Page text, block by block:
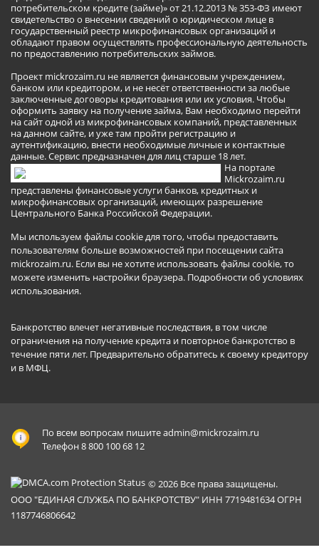
потребительском кредите (займе)» от 21.12.2013 № 353-ФЗ имеют
свидетельство о внесении сведений о юридическом лице в
государственный реестр микрофинансовых организаций и
обладают правом осуществлять профессиональную деятельность
по предоставлению потребительских займов.
Проект mickrozaim.ru не является финансовым учреждением,
банком или кредитором, и не несёт ответственности за любые
заключенные договоры кредитования или их условия. Чтобы
оформить заявку на получение займа, Вам необходимо перейти
на сайт одной из микрофинансовых компаний, представленных
на данном сайте, и уже там пройти регистрацию и
аутентификацию, внести необходимые личные и контактные
данные. Сервис предназначен для лиц старше 18 лет.
На портале
Mickrozaim.ru
представлены финансовые услуги банков, кредитных и
микрофинансовых организаций, имеющих разрешение
Центрального Банка Российской Федерации.
Мы используем файлы cookie для того, чтобы предоставить
пользователям больше возможностей при посещении сайта
mickrozaim.ru. Если вы не хотите использовать файлы cookie, то
можете изменить настройки браузера. Подробности об условиях
использования.
Банкротство влечет негативные последствия, в том числе
ограничения на получение кредита и повторное банкротство в
течение пяти лет. Предварительно обратитесь к своему кредитору
и в МФЦ.
По всем вопросам пишитеadmin@mickrozaim.ru
Телефон 8 800 100 68 12
© 2026 Все права защищены.
ООО "ЕДИНАЯ СЛУЖБА ПО БАНКРОТСТВУ" ИНН 7719481634 ОГРН
1187746806642
Mickrozaim.ru использует файлы cookie для